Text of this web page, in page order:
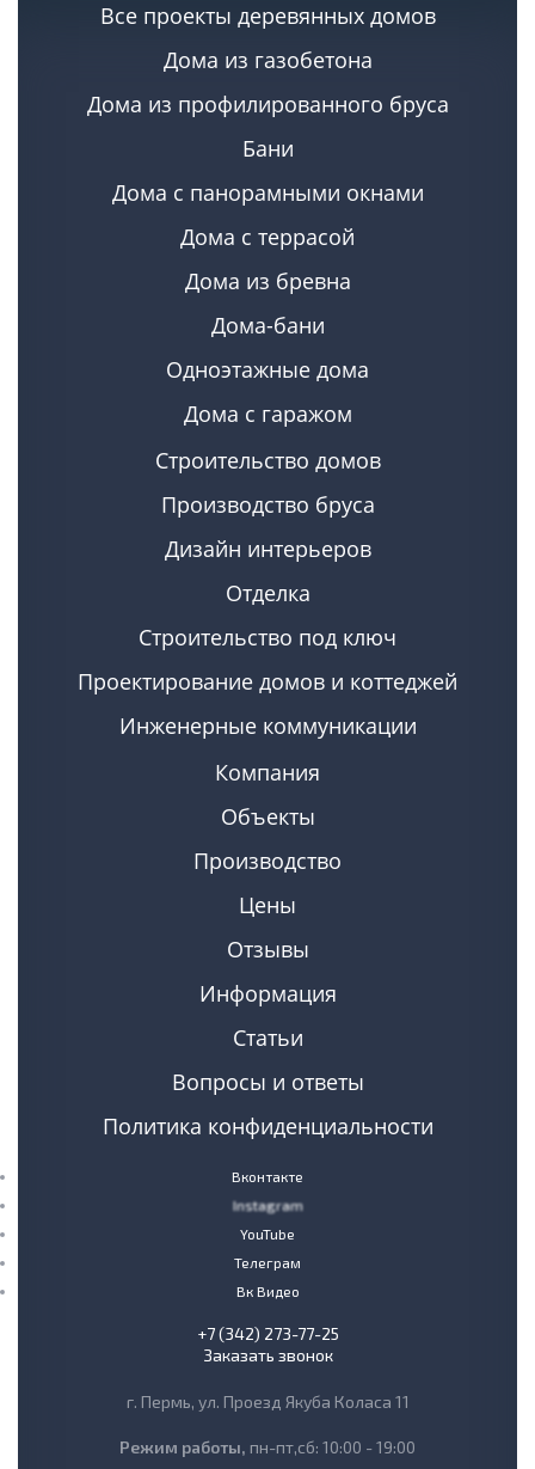
Все проекты деревянных домов
Дома из газобетона
Дома из профилированного бруса
Бани
Дома с панорамными окнами
Дома с террасой
Дома из бревна
Дома-бани
Одноэтажные дома
Дома с гаражом
Строительство домов
Производство бруса
Дизайн интерьеров
Отделка
Строительство под ключ
Проектирование домов и коттеджей
Инженерные коммуникации
Компания
Объекты
Производство
Цены
Отзывы
Информация
Статьи
Вопросы и ответы
Политика конфиденциальности
Вконтакте
Instagram
YouTube
Телеграм
Вк Видео
+7 (342) 273-77-25
Заказать звонок
г. Пермь, ул. Проезд Якуба Коласа 11
Режим работы, пн-пт,сб: 10:00 - 19:00